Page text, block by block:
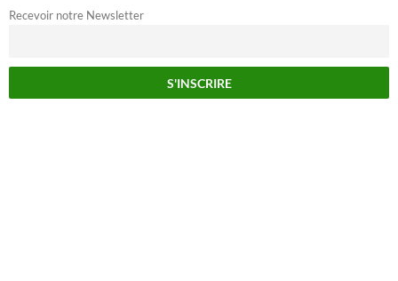
Recevoir notre Newsletter